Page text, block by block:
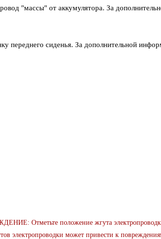
"массы" от аккумулятора. За
переднего сиденья. За дополнительной
Отметьте положение жгута
электропроводки может привести к